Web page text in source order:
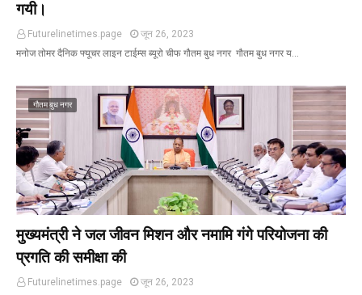
गयी।
Futurelinetimes.page
जून 26, 2023
मनोज तोमर दैनिक फ्यूचर लाइन टाईम्स ब्यूरो चीफ गौतम बुध नगर गौतम बुध नगर य…
गौतम बुध नगर
मुख्यमंत्री ने जल जीवन मिशन और नमामि गंगे परियोजना की
प्रगति की समीक्षा की
Futurelinetimes.page
जून 26, 2023